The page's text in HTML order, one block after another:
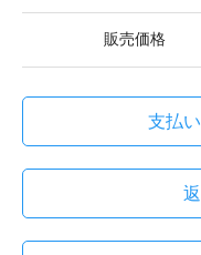
販売価格
支払